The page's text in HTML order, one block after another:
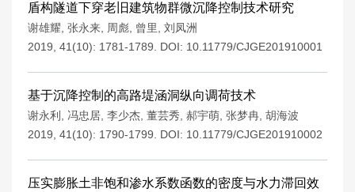
盾构隧道下穿老旧建筑物群微沉降控制技术研究
谢雄耀 张永来 周彪 曾里
刘凤洲
2019, 41(10): 1781-1789.
DOI: 10.11779/CJGE201910001
基于沉降控制的高路堤涵洞纵向调荷技术
谢永利 冯忠居 李少杰 董芸秀 郝宇萌 张梦冉 胡海波
2019, 41(10): 1790-1799.
DOI: 10.11779/CJGE201910002
压实膨胀土非饱和渗水系数函数的密度与水力滞回效